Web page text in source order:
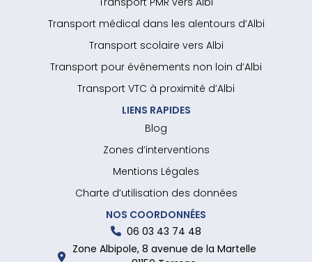
Transport médical dans les alentours d’Albi
Transport scolaire vers Albi
Transport pour événements non loin d’Albi
Transport VTC à proximité d’Albi
LIENS RAPIDES
Blog
Zones d’interventions
Mentions Légales
Charte d’utilisation des données
NOS COORDONNÉES
06 03 43 74 48
Zone Albipole, 8 avenue de la Martelle